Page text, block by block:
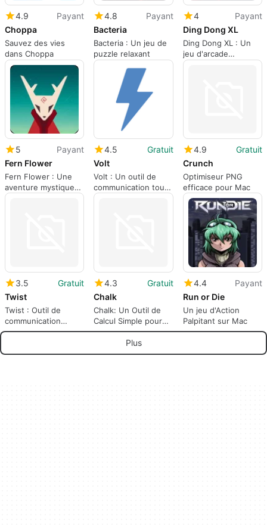
4.9
Payant
Choppa
Sauvez des vies
dans Choppa
4.8
Payant
Bacteria
Bacteria : Un jeu de
puzzle relaxant
4
Payant
Ding Dong XL
Ding Dong XL : Un
jeu d'arcade
captivant
5
Payant
Fern Flower
Fern Flower : Une
aventure mystique
sur Mac
4.5
Gratuit
Volt
Volt : Un outil de
communication tout-
en-un
4.9
Gratuit
Crunch
Optimiseur PNG
efficace pour Mac
3.5
Gratuit
Twist
Twist : Outil de
communication
d'équipe
4.3
Gratuit
Chalk
Chalk: Un Outil de
Calcul Simple pour
Mac
4.4
Payant
Run or Die
Un jeu d'Action
Palpitant sur Mac
Plus